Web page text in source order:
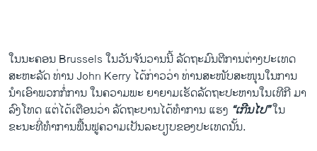
ໃນ​ນະຄອນ Brussels ​ໃນ​ວັນ​ຈັນ​ວານ​ນີ້ ລັດຖະມົນຕີ​ການ​ຕ່າງປະ​ເທດ​
ສະຫະລັດ ທ່ານ John Kerry ​ໄດ້​ກ່າວ​ວ່າ ທ່ານ​ສະໜັບສະໜຸນໃນ​ການ​
ນຳເອົາພວກກໍ່​ການ ໃນ​ຄວາມ​ພະ ຍາຍາມ​ເຮັດ​ລັດຖະປະຫານ​ໃນ​ເທີ​ກີ ມາ
ລົງ​ໂທດ ​ແຕ່​ໄດ້​ເຕືອນວ່າ ລັດຖະບານ​ໄດ້​ທຳ​ການ​ ແຮງ “​ເກີນ​ໄປ”​ໃນ​
ຂະນະ​ທີ່​ທຳ​ການ​ຟື້ນຟູ​ຄວາມ​ເປັນ​ລະບຽບ​ຂອງປະ​ເທດນັ້ນ.